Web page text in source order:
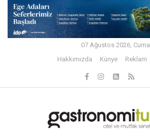
07 Ağustos 2026, Cuma
Hakkımızda
Künye Reklam